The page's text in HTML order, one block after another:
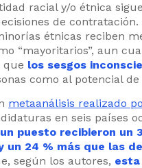
racial y/o étnica
de
étnicas reciben
“mayoritarios”, aun
que los sesgos
como al potencial de
metaanálisis realizado
en seis países
puesto recibieron un
un 24 % más que las
según los autores, esta